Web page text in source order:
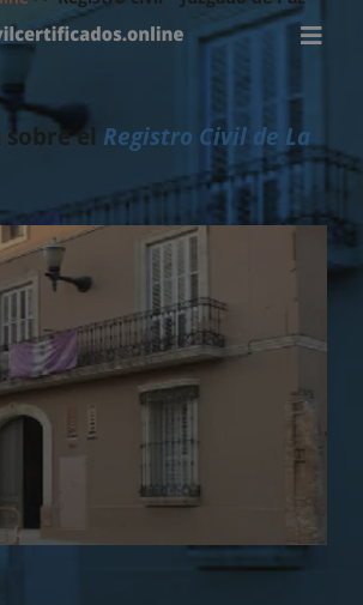
el Registro Civil de La